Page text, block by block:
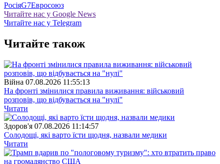
РосіяG7Евросоюз
Читайте нас у Google News
Читайте нас у Telegram
Читайте також
Війна 07.08.2026 11:55:13
На фронті змінилися правила виживання: військовий
розповів, що відбувається на "нулі"
Читати
Здоров'я 07.08.2026 11:14:57
Солодощі, які варто їсти щодня, назвали медики
Читати